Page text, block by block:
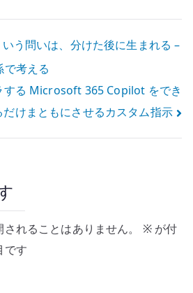
質の負担を考
いう問いは、分けた後に生まれる –
で考える
する Microsoft 365 Copilot をでき
だけまともにさせるカスタム指示
れることはありません。 ※が付
です